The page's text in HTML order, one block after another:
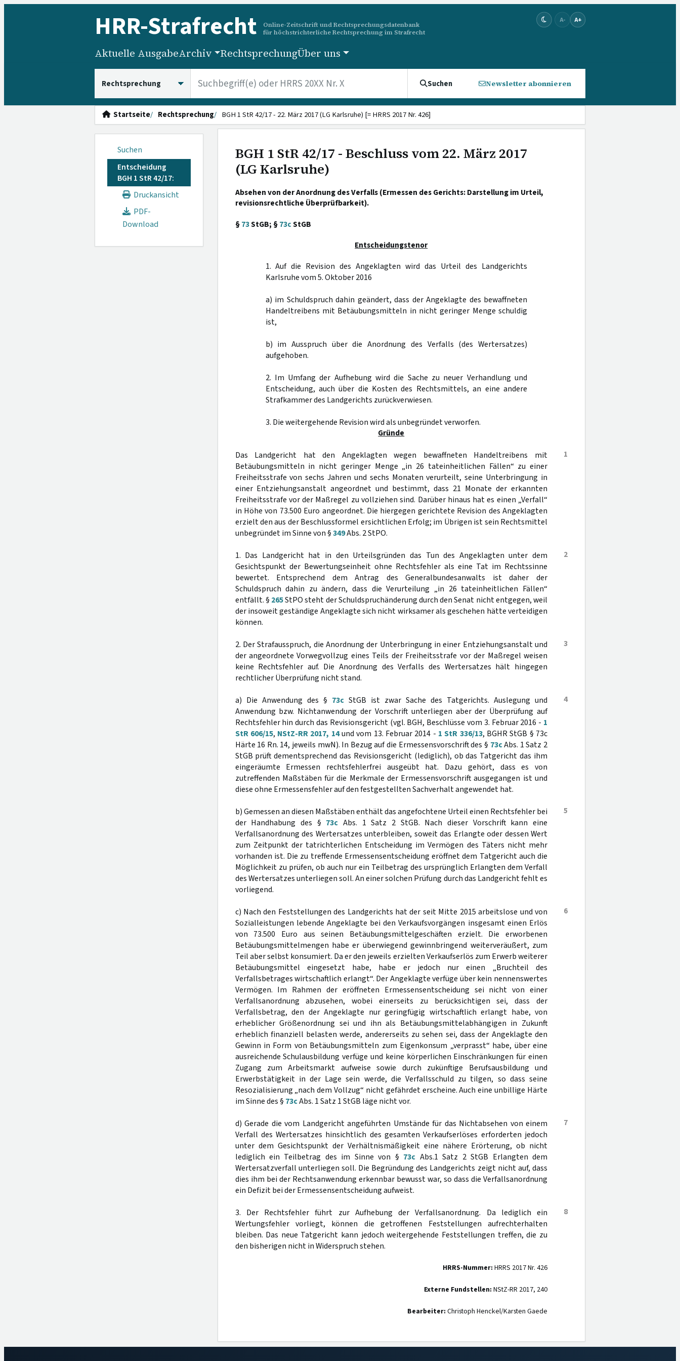
HRR-Strafrecht
Online-Zeitschrift und Rechtsprechungsdatenbank
für höchstrichterliche Rechtsprechung im Strafrecht
A- A+
Aktuelle AusgabeArchiv RechtsprechungÜber uns
Suchen Newsletter abonnieren
Startseite Rechtsprechung BGH 1 StR 42/17 - 22. März 2017 (LG Karlsruhe) [= HRRS 2017 Nr. 426]
Suchen
Entscheidung
BGH 1 StR 42/17:
Druckansicht
PDF-
Download
BGH 1 StR 42/17 - Beschluss vom 22. März 2017
(LG Karlsruhe)
Absehen von der Anordnung des Verfalls (Ermessen des Gerichts: Darstellung im Urteil,
revisionsrechtliche Überprüfbarkeit).
§73StGB; §73cStGB
Entscheidungstenor
1. Auf die Revision des Angeklagten wird das Urteil des Landgerichts
Karlsruhe vom 5. Oktober 2016
a) im Schuldspruch dahin geändert, dass der Angeklagte des bewaffneten
Handeltreibens mit Betäubungsmitteln in nicht geringer Menge schuldig
ist,
b) im Ausspruch über die Anordnung des Verfalls (des Wertersatzes)
aufgehoben.
2. Im Umfang der Aufhebung wird die Sache zu neuer Verhandlung und
Entscheidung, auch über die Kosten des Rechtsmittels, an eine andere
Strafkammer des Landgerichts zurückverwiesen.
3. Die weitergehende Revision wird als unbegründet verworfen.
Gründe
1
Das Landgericht hat den Angeklagten wegen bewaffneten Handeltreibens mit
Betäubungsmitteln in nicht geringer Menge „in 26 tateinheitlichen Fällen“ zu einer
Freiheitsstrafe von sechs Jahren und sechs Monaten verurteilt, seine Unterbringung in
einer Entziehungsanstalt angeordnet und bestimmt, dass 21 Monate der erkannten
Freiheitsstrafe vor der Maßregel zu vollziehen sind. Darüber hinaus hat es einen „Verfall“
in Höhe von 73.500 Euro angeordnet. Die hiergegen gerichtete Revision des Angeklagten
erzielt den aus der Beschlussformel ersichtlichen Erfolg; im Übrigen ist sein Rechtsmittel
unbegründet im Sinne von §349Abs. 2 StPO.
2
1. Das Landgericht hat in den Urteilsgründen das Tun des Angeklagten unter dem
Gesichtspunkt der Bewertungseinheit ohne Rechtsfehler als eine Tat im Rechtssinne
bewertet. Entsprechend dem Antrag des Generalbundesanwalts ist daher der
Schuldspruch dahin zu ändern, dass die Verurteilung „in 26 tateinheitlichen Fällen“
entfällt. § 265StPO steht der Schuldspruchänderung durch den Senat nicht entgegen, weil
der insoweit geständige Angeklagte sich nicht wirksamer als geschehen hätte verteidigen
können.
3
2. Der Strafausspruch, die Anordnung der Unterbringung in einer Entziehungsanstalt und
der angeordnete Vorwegvollzug eines Teils der Freiheitsstrafe vor der Maßregel weisen
keine Rechtsfehler auf. Die Anordnung des Verfalls des Wertersatzes hält hingegen
rechtlicher Überprüfung nicht stand.
4
a) Die Anwendung des § 73cStGB ist zwar Sache des Tatgerichts. Auslegung und
Anwendung bzw. Nichtanwendung der Vorschrift unterliegen aber der Überprüfung auf
Rechtsfehler hin durch das Revisionsgericht (vgl. BGH, Beschlüsse vom 3. Februar 2016 - 1
StR 606/15, NStZ-RR 2017, 14und vom 13. Februar 2014 - 1 StR 336/13, BGHR StGB § 73c
Härte 16 Rn. 14, jeweils mwN). In Bezug auf die Ermessensvorschrift des § 73cAbs. 1 Satz 2
StGB prüft dementsprechend das Revisionsgericht (lediglich), ob das Tatgericht das ihm
eingeräumte Ermessen rechtsfehlerfrei ausgeübt hat. Dazu gehört, dass es von
zutreffenden Maßstäben für die Merkmale der Ermessensvorschrift ausgegangen ist und
diese ohne Ermessensfehler auf den festgestellten Sachverhalt angewendet hat.
5
b) Gemessen an diesen Maßstäben enthält das angefochtene Urteil einen Rechtsfehler bei
der Handhabung des § 73c Abs. 1 Satz 2 StGB. Nach dieser Vorschrift kann eine
Verfallsanordnung des Wertersatzes unterbleiben, soweit das Erlangte oder dessen Wert
zum Zeitpunkt der tatrichterlichen Entscheidung im Vermögen des Täters nicht mehr
vorhanden ist. Die zu treffende Ermessensentscheidung eröffnet dem Tatgericht auch die
Möglichkeit zu prüfen, ob auch nur ein Teilbetrag des ursprünglich Erlangten dem Verfall
des Wertersatzes unterliegen soll. An einer solchen Prüfung durch das Landgericht fehlt es
vorliegend.
6
c) Nach den Feststellungen des Landgerichts hat der seit Mitte 2015 arbeitslose und von
Sozialleistungen lebende Angeklagte bei den Verkaufsvorgängen insgesamt einen Erlös
von 73.500 Euro aus seinen Betäubungsmittelgeschäften erzielt. Die erworbenen
Betäubungsmittelmengen habe er überwiegend gewinnbringend weiterveräußert, zum
Teil aber selbst konsumiert. Da er den jeweils erzielten Verkaufserlös zum Erwerb weiterer
Betäubungsmittel eingesetzt habe, habe er jedoch nur einen „Bruchteil des
Verfallsbetrages wirtschaftlich erlangt“. Der Angeklagte verfüge über kein nennenswertes
Vermögen. Im Rahmen der eröffneten Ermessensentscheidung sei nicht von einer
Verfallsanordnung abzusehen, wobei einerseits zu berücksichtigen sei, dass der
Verfallsbetrag, den der Angeklagte nur geringfügig wirtschaftlich erlangt habe, von
erheblicher Größenordnung sei und ihn als Betäubungsmittelabhängigen in Zukunft
erheblich finanziell belasten werde, andererseits zu sehen sei, dass der Angeklagte den
Gewinn in Form von Betäubungsmitteln zum Eigenkonsum „verprasst“ habe, über eine
ausreichende Schulausbildung verfüge und keine körperlichen Einschränkungen für einen
Zugang zum Arbeitsmarkt aufweise sowie durch zukünftige Berufsausbildung und
Erwerbstätigkeit in der Lage sein werde, die Verfallsschuld zu tilgen, so dass seine
Resozialisierung „nach dem Vollzug“ nicht gefährdet erscheine. Auch eine unbillige Härte
im Sinne des § 73cAbs. 1 Satz 1 StGB läge nicht vor.
7
d) Gerade die vom Landgericht angeführten Umstände für das Nichtabsehen von einem
Verfall des Wertersatzes hinsichtlich des gesamten Verkaufserlöses erforderten jedoch
unter dem Gesichtspunkt der Verhältnismäßigkeit eine nähere Erörterung, ob nicht
lediglich ein Teilbetrag des im Sinne von § 73c Abs.1 Satz 2 StGB Erlangten dem
Wertersatzverfall unterliegen soll. Die Begründung des Landgerichts zeigt nicht auf, dass
dies ihm bei der Rechtsanwendung erkennbar bewusst war, so dass die Verfallsanordnung
ein Defizit bei der Ermessensentscheidung aufweist.
8
3. Der Rechtsfehler führt zur Aufhebung der Verfallsanordnung. Da lediglich ein
Wertungsfehler vorliegt, können die getroffenen Feststellungen aufrechterhalten
bleiben. Das neue Tatgericht kann jedoch weitergehende Feststellungen treffen, die zu
den bisherigen nicht in Widerspruch stehen.
HRRS-Nummer: HRRS 2017 Nr. 426
Externe Fundstellen: NStZ-RR 2017, 240
Bearbeiter: Christoph Henckel/Karsten Gaede